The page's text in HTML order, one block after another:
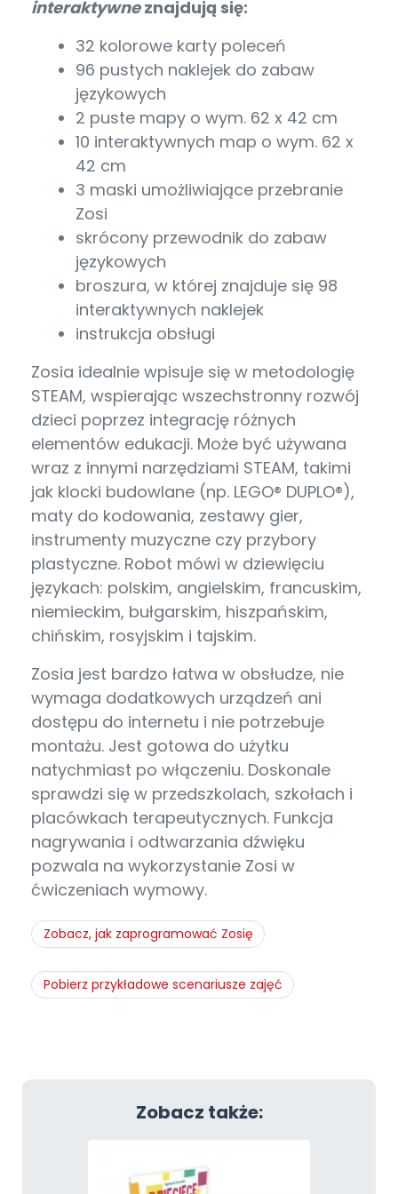
interaktywneznajdują się:
32 kolorowe karty poleceń
96 pustych naklejek do zabaw
językowych
2 puste mapy o wym. 62 x 42 cm
10 interaktywnych map o wym. 62 x
42 cm
3 maski umożliwiające przebranie
Zosi
skrócony przewodnik do zabaw
językowych
broszura, w której znajduje się 98
interaktywnych naklejek
instrukcja obsługi
Zosia idealnie wpisuje się w metodologię
STEAM, wspierając wszechstronny rozwój
dzieci poprzez integrację różnych
elementów edukacji. Może być używana
wraz z innymi narzędziami STEAM, takimi
jak klocki budowlane (np. LEGO® DUPLO®),
maty do kodowania, zestawy gier,
instrumenty muzyczne czy przybory
plastyczne. Robot mówi w dziewięciu
językach: polskim, angielskim, francuskim,
niemieckim, bułgarskim, hiszpańskim,
chińskim, rosyjskim i tajskim.
Zosia jest bardzo łatwa w obsłudze, nie
wymaga dodatkowych urządzeń ani
dostępu do internetu i nie potrzebuje
montażu. Jest gotowa do użytku
natychmiast po włączeniu. Doskonale
sprawdzi się w przedszkolach, szkołach i
placówkach terapeutycznych. Funkcja
nagrywania i odtwarzania dźwięku
pozwala na wykorzystanie Zosi w
ćwiczeniach wymowy.
Zobacz, jak zaprogramować Zosię
Pobierz przykładowe scenariusze zajęć
Zobacz także: